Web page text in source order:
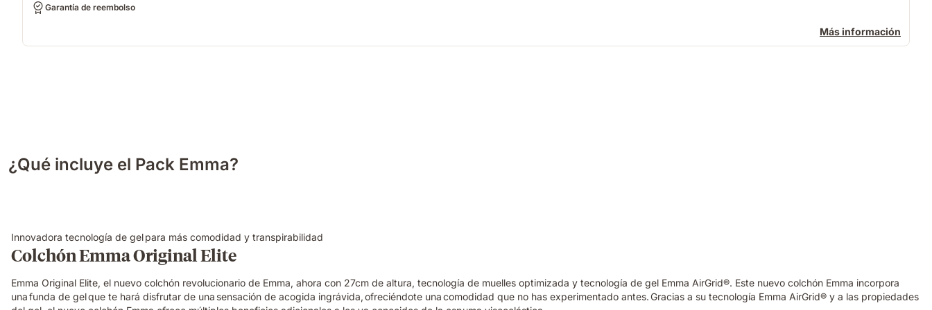
Garantía de reembolso
Más información
¿Qué incluye el Pack Emma?
Innovadora tecnología de gel para más comodidad y transpirabilidad
Colchón Emma Original Elite
Emma Original Elite, el nuevo colchón revolucionario de Emma, ahora con 27cm de altura, tecnología de muelles optimizada y tecnología de gel Emma AirGrid®. Este nuevo colchón Emma incorpora
una funda de gel que te hará disfrutar de una sensación de acogida ingrávida, ofreciéndote una comodidad que no has experimentado antes. Gracias a su tecnología Emma AirGrid® y a las propiedades